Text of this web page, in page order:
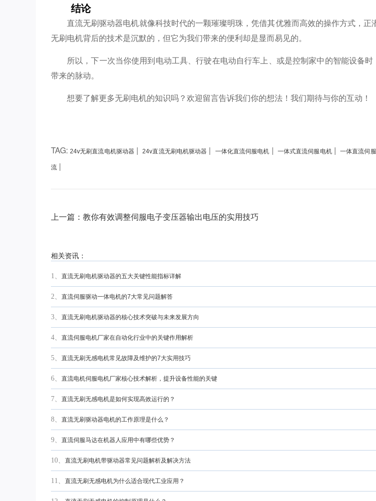
结论
直流无刷驱动器电机就像科技时代的一颗璀璨明珠，凭借其优雅而高效的操作方式，
无刷电机背后的技术是沉默的，但它为我们带来的便利却是显而易见的。
所以，下一次当你使用到电动工具、行驶在电动自行车上、或是控制家中的智能设备
带来的脉动。
想要了解更多无刷电机的知识吗？欢迎留言告诉我们你的想法！我们期待与你的互动！
TAG:24v无刷直流电机驱动器 |24v直流无刷电机驱动器 | 一体化直流伺服电机 | 一体式直流伺服电机|一体直流伺
流 |
上一篇：教你有效调整伺服电子变压器输出电压的实用技巧
相关资讯：
1、 直流无刷电机驱动器的五大关键性能指标详解
2、 直流伺服驱动一体电机的7大常见问题解答
3、 直流无刷电机驱动器的核心技术突破与未来发展方向
4、 直流伺服电机厂家在自动化行业中的关键作用解析
5、 直流无刷无感电机常见故障及维护的7大实用技巧
6、 直流电机伺服电机厂家核心技术解析，提升设备性能的关键
7、 直流无刷无感电机是如何实现高效运行的？
8、 直流无刷驱动器电机的工作原理是什么？
9、 直流伺服马达在机器人应用中有哪些优势？
10、 直流无刷电机带驱动器常见问题解析及解决方法
11、 直流无刷无感电机为什么适合现代工业应用？